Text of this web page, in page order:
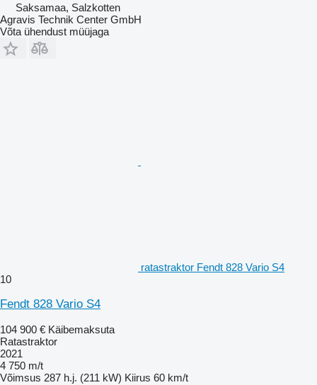
Saksamaa, Salzkotten
Agravis Technik Center GmbH
Võta ühendust müüjaga
ratastraktor Fendt 828 Vario S4
10
Fendt 828 Vario S4
104 900 € Käibemaksuta
Ratastraktor
2021
4 750 m/t
Võimsus 287 h.j. (211 kW) Kiirus 60 km/t